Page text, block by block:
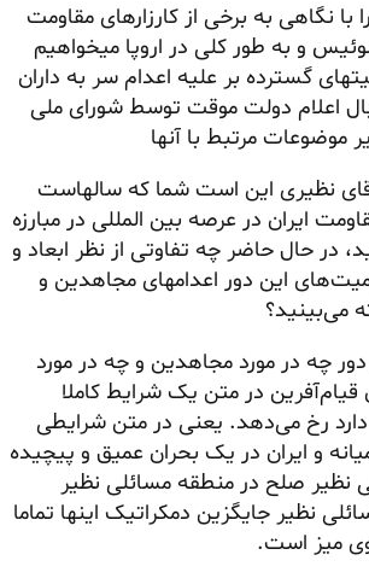
با نگاهی به برخی از کارزارهای مقاومت
و به طور کلی در اروپا میخواهیم
گسترده بر علیه اعدام سر به داران
اعلام دولت موقت توسط شورای ملی
موضوعات مرتبط با آنها
نظیری این است شما که سالهاست
ایران در عرصه بین المللی در مبارزه
در حال حاضر چه تفاوتی از نظر ابعاد و
این دور اعدامهای مجاهدین و
می‌بینید؟
چه در مورد مجاهدین و چه در مورد
قیام‌آفرین در متن یک شرایط کاملا
رخ می‌دهد. یعنی در متن شرایطی
و ایران در یک بحران عمیق و پیچیده
نظیر صلح در منطقه مسائلی نظیر
نظیر جایگزین دمکراتیک اینها تماما
میز است.